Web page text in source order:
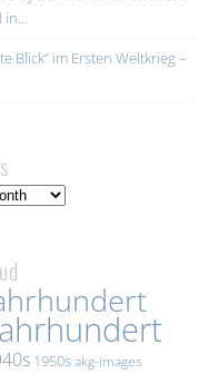
in…
Blick“ im Ersten Weltkrieg –
1950sakg-images